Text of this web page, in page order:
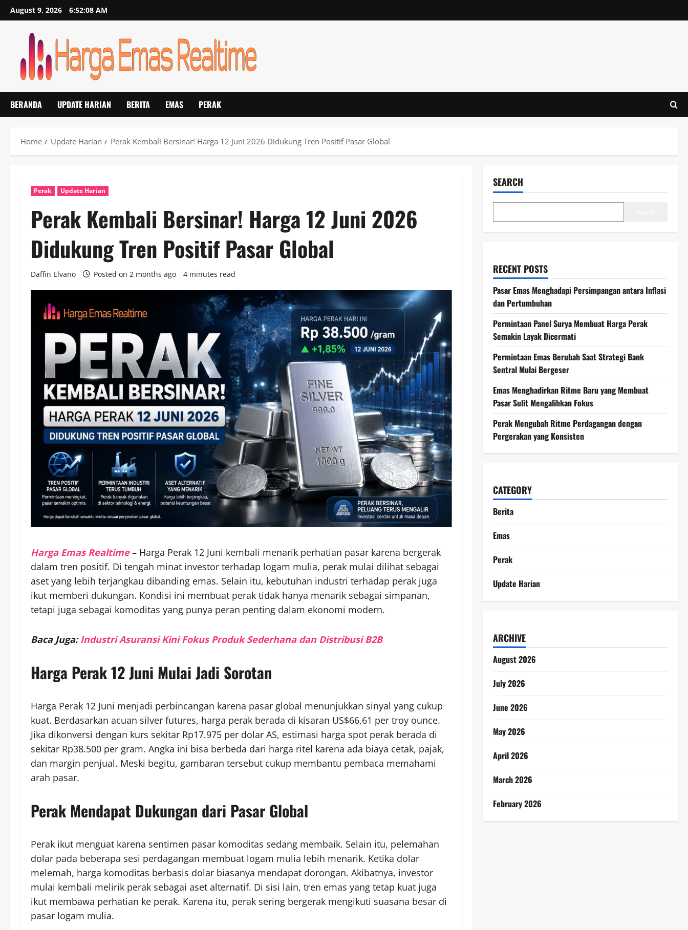
Skip
to
August 9, 2026 6:52:09 AM
BERANDA UPDATE HARIAN BERITA EMAS PERAK
Home Update Harian Perak Kembali Bersinar! Harga 12 Juni 2026 Didukung Tren Positif Pasar Global
Perak Update Harian
Perak Kembali Bersinar! Harga 12 Juni 2026
Didukung Tren Positif Pasar Global
Daffin Elvano Posted on 2 months ago 4 minutes read
Harga Emas Realtime– Harga Perak 12 Juni kembali menarik perhatian pasar karena bergerak
dalam tren positif. Di tengah minat investor terhadap logam mulia, perak mulai dilihat sebagai
aset yang lebih terjangkau dibanding emas. Selain itu, kebutuhan industri terhadap perak juga
ikut memberi dukungan. Kondisi ini membuat perak tidak hanya menarik sebagai simpanan,
tetapi juga sebagai komoditas yang punya peran penting dalam ekonomi modern.
Baca Juga:Industri Asuransi Kini Fokus Produk Sederhana dan Distribusi B2B
Harga Perak 12 Juni Mulai Jadi Sorotan
Harga Perak 12 Juni menjadi perbincangan karena pasar global menunjukkan sinyal yang cukup
kuat. Berdasarkan acuan silver futures, harga perak berada di kisaran US$66,61 per troy ounce.
Jika dikonversi dengan kurs sekitar Rp17.975 per dolar AS, estimasi harga spot perak berada di
sekitar Rp38.500 per gram. Angka ini bisa berbeda dari harga ritel karena ada biaya cetak, pajak,
dan margin penjual. Meski begitu, gambaran tersebut cukup membantu pembaca memahami
arah pasar.
Perak Mendapat Dukungan dari Pasar Global
Perak ikut menguat karena sentimen pasar komoditas sedang membaik. Selain itu, pelemahan
dolar pada beberapa sesi perdagangan membuat logam mulia lebih menarik. Ketika dolar
melemah, harga komoditas berbasis dolar biasanya mendapat dorongan. Akibatnya, investor
mulai kembali melirik perak sebagai aset alternatif. Di sisi lain, tren emas yang tetap kuat juga
ikut membawa perhatian ke perak. Karena itu, perak sering bergerak mengikuti suasana besar di
pasar logam mulia.
SEARCH
RECENT POSTS
Pasar Emas Menghadapi Persimpangan antara Inflasi
dan Pertumbuhan
Permintaan Panel Surya Membuat Harga Perak
Semakin Layak Dicermati
Permintaan Emas Berubah Saat Strategi Bank
Sentral Mulai Bergeser
Emas Menghadirkan Ritme Baru yang Membuat
Pasar Sulit Mengalihkan Fokus
Perak Mengubah Ritme Perdagangan dengan
Pergerakan yang Konsisten
CATEGORY
Berita
Emas
Perak
Update Harian
ARCHIVE
August 2026
July 2026
June 2026
May 2026
April 2026
March 2026
February 2026